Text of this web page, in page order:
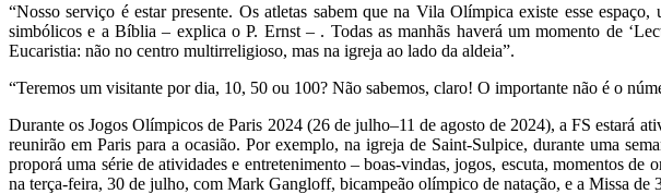
“Nosso serviço é estar presente. Os atletas sabem que na Vila Olímpica existe esse
simbólicos e a Bíblia – explica o P. Ernst – . Todas as manhãs haverá um momento de
Eucaristia: não no centro multirreligioso, mas na igreja ao lado da aldeia”.
“Teremos um visitante por dia, 10, 50 ou 100? Não sabemos, claro! O importante não é o
Durante os Jogos Olímpicos de Paris 2024 (26 de julho–11 de agosto de 2024), a FS estará
reunirão em Paris para a ocasião. Por exemplo, na igreja de Saint-Sulpice, durante uma
proporá uma série de atividades e entretenimento – boas-vindas, jogos, escuta, momentos
na terça-feira, 30 de julho, com Mark Gangloff, bicampeão olímpico de natação, e a Missa